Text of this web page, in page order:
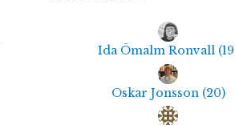
Ida Ömalm Ronvall (19
Oskar Jonsson (20)